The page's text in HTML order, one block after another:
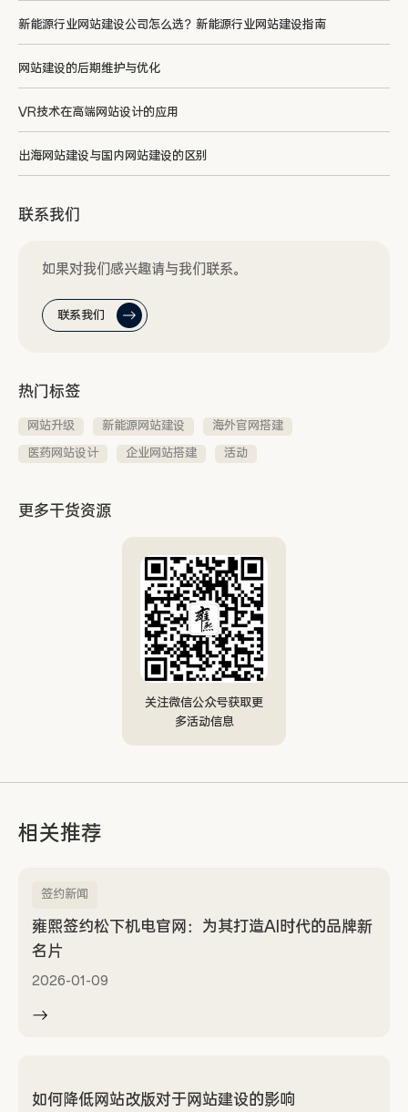
新能源行业网站建设公司怎么选？新能源行业网站建设指南
网站建设的后期维护与优化
VR技术在高端网站设计的应用
出海网站建设与国内网站建设的区别
联系我们
如果对我们感兴趣请与我们联系。
联系我们
热门标签
网站升级 新能源网站建设
海外官网搭建
医药网站设计
企业网站搭建 活动
更多干货资源
关注微信公众号获取更
多活动信息
相关推荐
签约新闻
雍熙签约松下机电官网：为其打造AI时代的品牌新
名片
2026-01-09
如何降低网站改版对于网站建设的影响